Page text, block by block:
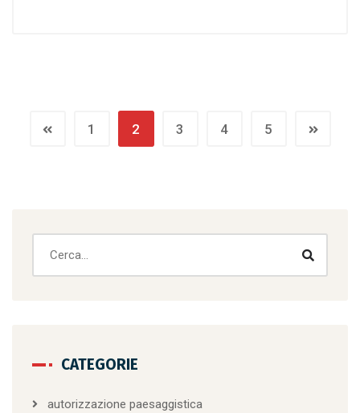
1 2 3 4 5
CATEGORIE
autorizzazione paesaggistica